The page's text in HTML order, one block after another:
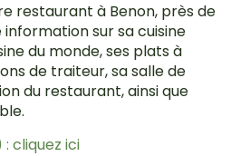
restaurant à Benon, près de
sur sa cuisine
du monde, ses plats à
de traiteur, sa salle de
du restaurant, ainsi que
cliquez ici